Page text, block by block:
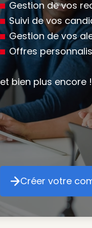
Nous vous
votre recherche,
mesure pour
atteindre vos
Gestion de vos
Suivi de vos
Gestion de vos
Offres
et bien plus encore !
Créer votre